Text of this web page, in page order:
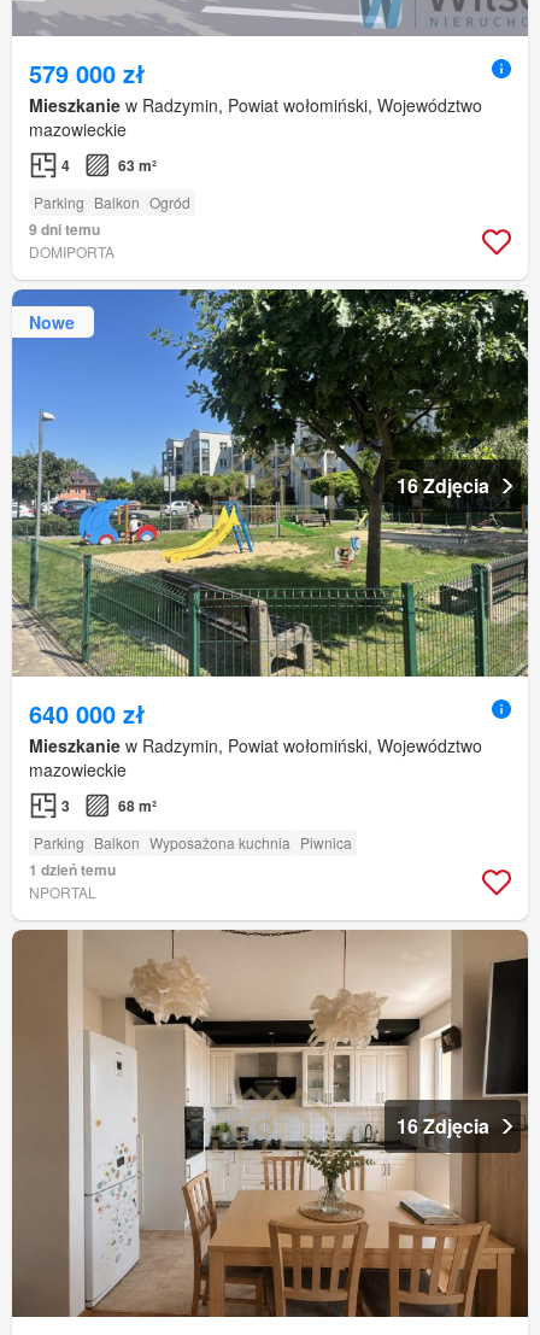
579 000 zł
Mieszkanie w Radzymin, Powiat wołomiński, Województwo
mazowieckie
4 63 m²
Parking Balkon Ogród
9 dni temu
DOMIPORTA
Nowe
16 Zdjęcia
640 000 zł
Mieszkanie w Radzymin, Powiat wołomiński, Województwo
mazowieckie
3 68 m²
Parking Balkon Wyposażona kuchnia Piwnica
1 dzień temu
NPORTAL
16 Zdjęcia